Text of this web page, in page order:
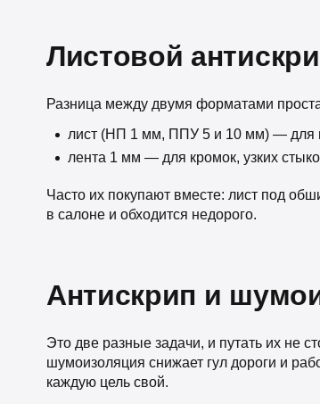
Листовой
Разница между двумя форматами
лист (НП 1 мм, ППУ 5 и 10 мм) — для
лента 1 мм — для кромок, узких
Часто их покупают вместе: лист под
в салоне и обходится недорого.
Антискрип и
Это две разные задачи, и путать их не
шумоизоляция снижает гул дороги и
каждую цель свой.